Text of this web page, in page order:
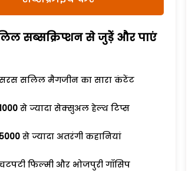
सब्सक्रिप्शन से जुड़ेें और पाएं
सलिल मैगजीन का सारा कंटेंट
से ज्यादा सेक्सुअल हेल्थ टिप्स
5000 से ज्यादा अतरंगी कहानियां
फिल्मी और भोजपुरी गॉसिप